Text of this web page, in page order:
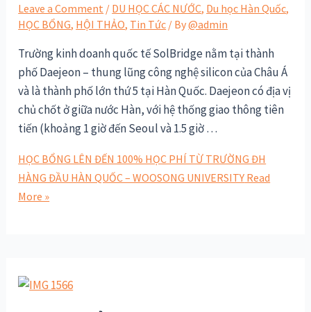
Leave a Comment / DU HỌC CÁC NƯỚC, Du học Hàn Quốc,
HỌC BỔNG, HỘI THẢO, Tin Tức / By@admin
Trường kinh doanh quốc tế SolBridge nằm tại thành
phố Daejeon – thung lũng công nghệ silicon của Châu Á
và là thành phố lớn thứ 5 tại Hàn Quốc. Daejeon có địa vị
chủ chốt ở giữa nước Hàn, với hệ thống giao thông tiên
tiến (khoảng 1 giờ đến Seoul và 1.5 giờ …
HỌC BỔNG LÊN ĐẾN 100% HỌC PHÍ TỪ TRƯỜNG ĐH
HÀNG ĐẦU HÀN QUỐC – WOOSONG UNIVERSITY Read
More »